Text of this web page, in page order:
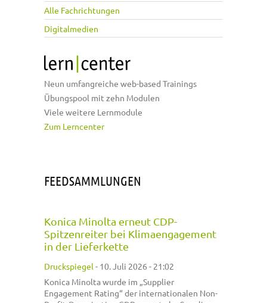
Alle Fachrichtungen
Digitalmedien
Neun umfangreiche web-based Trainings
Übungspool mit zehn Modulen
Viele weitere Lernmodule
Zum Lerncenter
FEEDSAMMLUNGEN
Konica Minolta erneut CDP-
Spitzenreiter bei Klimaengagement
in der Lieferkette
Druckspiegel - 10. Juli 2026 - 21:02
Konica Minolta wurde im „Supplier
Engagement Rating“ der internationalen Non-